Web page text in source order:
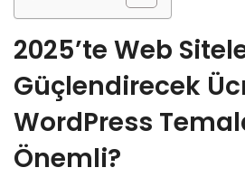
2025’te Web
Güçlendirecek
WordPress
Önemli?